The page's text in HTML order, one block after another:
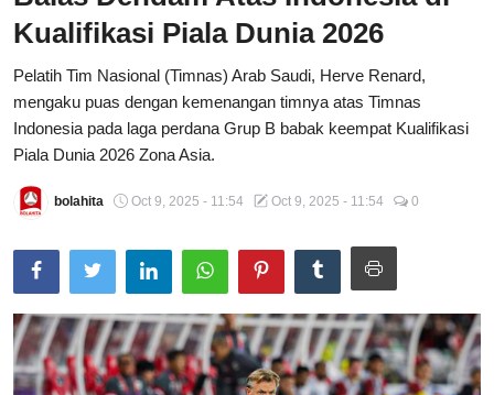
Total Sports
Contact
Pedoman Media Siber
Kualifikasi Piala Dunia 2026
Pelatih Tim Nasional (Timnas) Arab Saudi, Herve Renard,
mengaku puas dengan kemenangan timnya atas Timnas
Indonesia pada laga perdana Grup B babak keempat Kualifikasi
Piala Dunia 2026 Zona Asia.
bolahita Oct 9, 2025 - 11:54 Oct 9, 2025 - 11:54 0